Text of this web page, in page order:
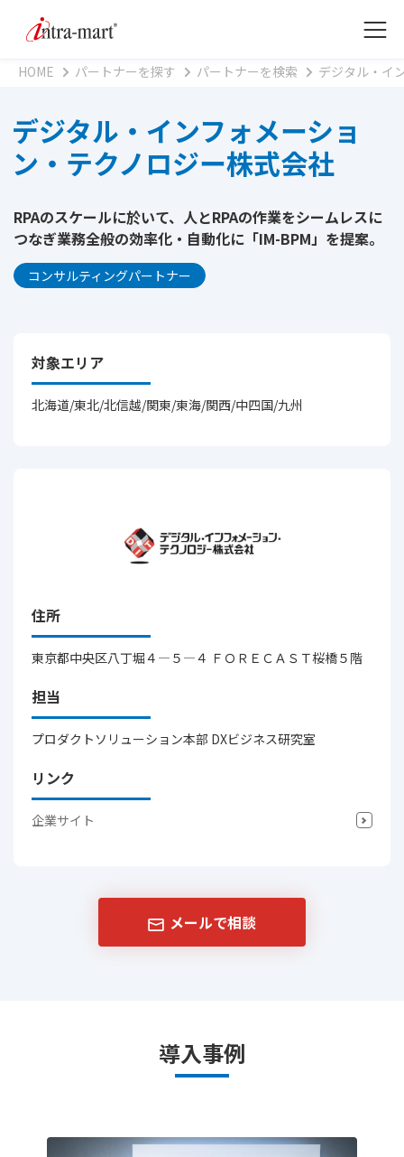
HOME パートナーを探す パートナーを検索 デジタル・イ
デジタル・インフォメーショ
ン・テクノロジー株式会社
住所
東京都中央区八丁堀４―５―４ ＦＯＲＥＣＡＳＴ桜橋５階
担当
プロダクトソリューション本部 DXビジネス研究室
リンク
企業サイト
RPAのスケールに於いて、人とRPAの作業をシームレスに
つなぎ業務全般の効率化・自動化に「IM-BPM」を提案。
コンサルティングパートナー
対象エリア
北海道/東北/北信越/関東/東海/関西/中四国/九州
メールで相談
導入事例